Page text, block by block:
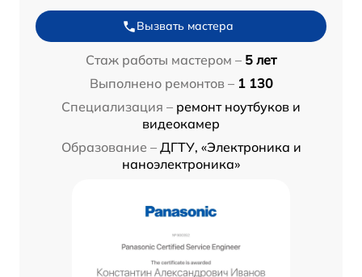
Вызвать мастера
Стаж работы мастером – 5 лет
Выполнено ремонтов – 1 130
Специализация – ремонт ноутбуков и
видеокамер
Образование – ДГТУ, «Электроника и
наноэлектроника»